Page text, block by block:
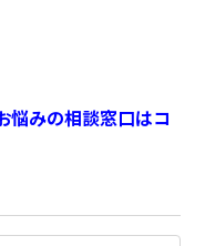
悩みの相談窓口はコ